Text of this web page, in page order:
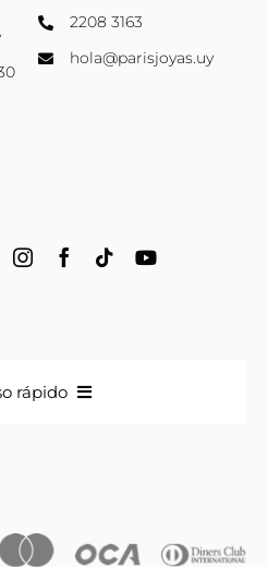
2208 3163
hola@parisjoyas.uy
rápido
Iniciales